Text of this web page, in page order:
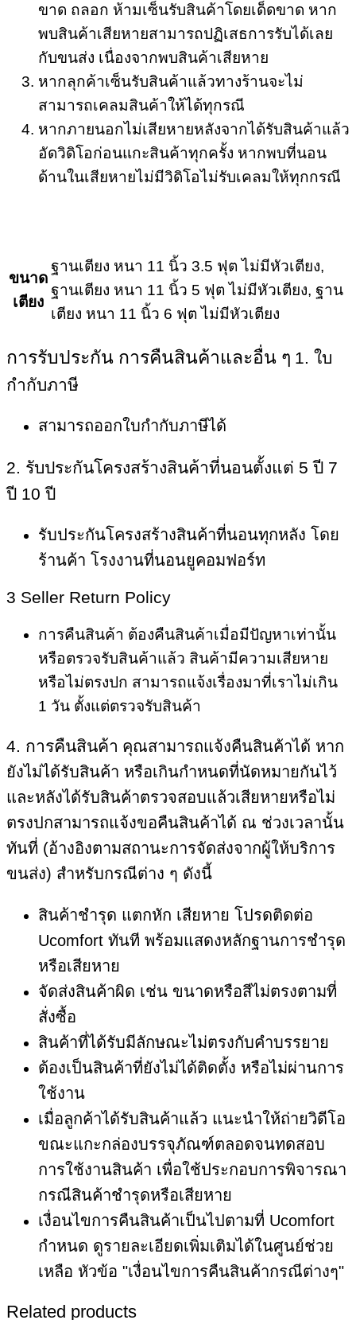
ขาด ถลอก ห้ามเซ็นรับสินค้าโดยเด็ดขาด หาก
พบสินค้าเสียหายสามารถปฏิเสธการรับได้เลย
กับขนส่ง เนื่องจากพบสินค้าเสียหาย
หากลุกค้าเซ็นรับสินค้าแล้วทางร้านจะไม่
สามารถเคลมสินค้าให้ได้ทุกรณี
หากภายนอกไม่เสียหายหลังจากได้รับสินค้าแล้ว
อัดวิดิโอก่อนแกะสินค้าทุกครั้ง หากพบที่นอน
ด้านในเสียหายไม่มีวิดิโอไม่รับเคลมให้ทุกกรณี
ขนาด
เตียง
ฐานเตียง หนา 11 นิ้ว 3.5 ฟุต ไม่มีหัวเตียง,
ฐานเตียง หนา 11 นิ้ว 5 ฟุต ไม่มีหัวเตียง, ฐาน
เตียง หนา 11 นิ้ว 6 ฟุต ไม่มีหัวเตียง
การรับประกัน การคืนสินค้าและอื่น ๆ 1. ใบ
กำกับภาษี
สามารถออกใบกำกับภาษีได้
2. รับประกันโครงสร้างสินค้าที่นอนตั้งแต่ 5 ปี 7
ปี 10 ปี
รับประกันโครงสร้างสินค้าที่นอนทุกหลัง โดย
ร้านค้า โรงงานที่นอนยูคอมฟอร์ท
3 Seller Return Policy
การคืนสินค้า ต้องคืนสินค้าเมื่อมีปัญหาเท่านั้น
หรือตรวจรับสินค้าแล้ว สินค้ามีความเสียหาย
หรือไม่ตรงปก สามารถแจ้งเรื่องมาที่เราไม่เกิน
1 วัน ตั้งแต่ตรวจรับสินค้า
4. การคืนสินค้า คุณสามารถแจ้งคืนสินค้าได้ หาก
ยังไม่ได้รับสินค้า หรือเกินกำหนดที่นัดหมายกันไว้
และหลังได้รับสินค้าตรวจสอบแล้วเสียหายหรือไม่
ตรงปกสามารถแจ้งขอคืนสินค้าได้ ณ ช่วงเวลานั้น
ทันที่ (อ้างอิงตามสถานะการจัดส่งจากผู้ให้บริการ
ขนส่ง) สำหรับกรณีต่าง ๆ ดังนี้
สินค้าชำรุด แตกหัก เสียหาย โปรดติดต่อ
Ucomfort ทันที พร้อมแสดงหลักฐานการชํารุด
หรือเสียหาย
จัดส่งสินค้าผิด เช่น ขนาดหรือสีไม่ตรงตามที่
สั่งซื้อ
สินค้าที่ได้รับมีลักษณะไม่ตรงกับคำบรรยาย
ต้องเป็นสินค้าที่ยังไม่ได้ติดตั้ง หรือไม่ผ่านการ
ใช้งาน
เมื่อลูกค้าได้รับสินค้าแล้ว แนะนำให้ถ่ายวิดีโอ
ขณะแกะกล่องบรรจุภัณฑ์ตลอดจนทดสอบ
การใช้งานสินค้า เพื่อใช้ประกอบการพิจารณา
กรณีสินค้าชำรุดหรือเสียหาย
เงื่อนไขการคืนสินค้าเป็นไปตามที่ Ucomfort
กำหนด ดูรายละเอียดเพิ่มเติมได้ในศูนย์ช่วย
เหลือ หัวข้อ "เงื่อนไขการคืนสินค้ากรณีต่างๆ"
Related products